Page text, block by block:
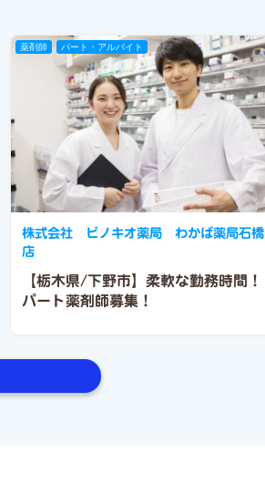
薬剤師 パート・アルバイト
【栃木県/下野市】柔軟な勤務時間！
パート薬剤師募集！
株式会社 ピノキオ薬局 わかば薬局石橋
店